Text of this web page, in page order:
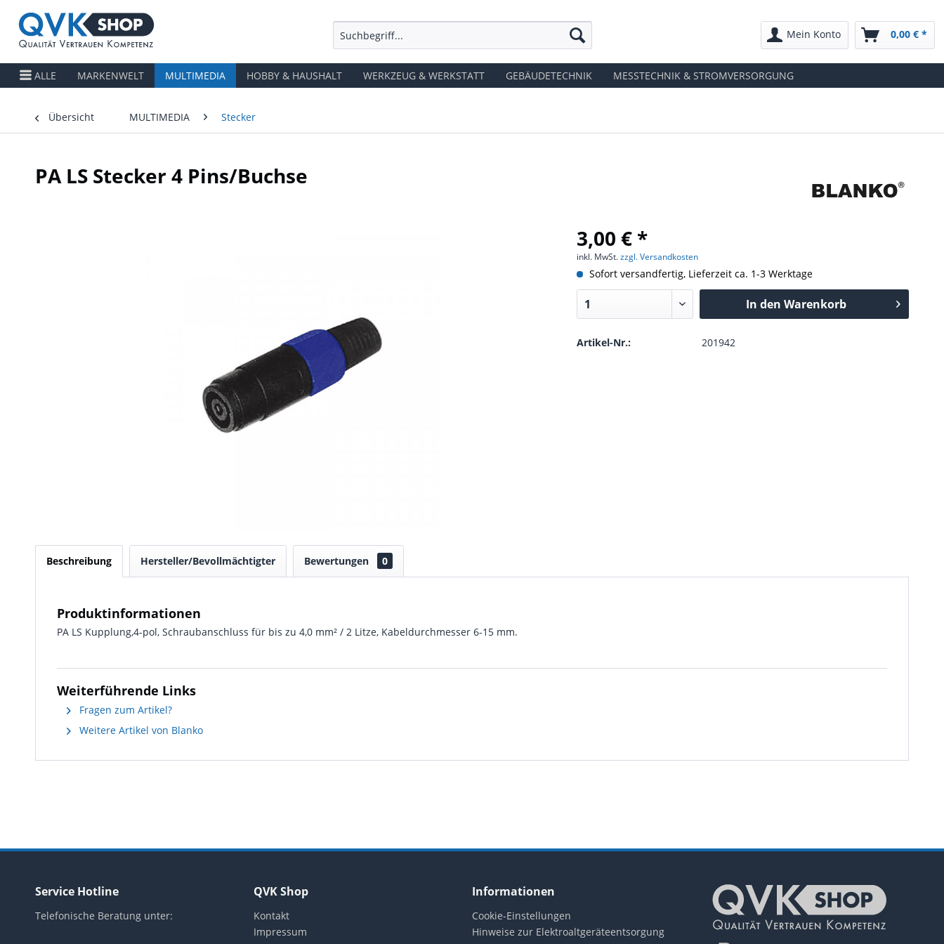
Mein Konto 0,00 € *
ALLE MARKENWELT MULTIMEDIA HOBBY & HAUSHALT WERKZEUG & WERKSTATT GEBÄUDETECHNIK MESSTECHNIK & STROMVERSORGUNG
Übersicht MULTIMEDIA Stecker
PA LS Stecker 4 Pins/Buchse
3,00 € *
inkl. MwSt.zzgl. Versandkosten
Sofort versandfertig, Lieferzeit ca. 1-3 Werktage
In den Warenkorb
Artikel-Nr.: 201942
Beschreibung Hersteller/Bevollmächtigter Bewertungen 0
Produktinformationen
PA LS Kupplung,4-pol, Schraubanschluss für bis zu 4,0 mm² / 2 Litze, Kabeldurchmesser 6-15 mm.
Weiterführende Links
Fragen zum Artikel?
Weitere Artikel von Blanko
Service Hotline
Telefonische Beratung unter:
QVK Shop
Kontakt
Impressum
Informationen
Cookie-Einstellungen
Hinweise zur Elektroaltgeräteentsorgung